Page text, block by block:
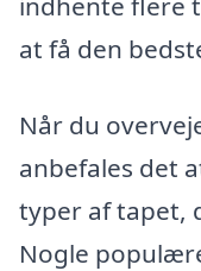
at få den
Når du
anbefales det
typer af tapet,
Nogle